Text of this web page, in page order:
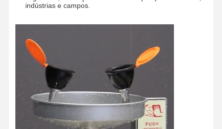
indústrias e campos.